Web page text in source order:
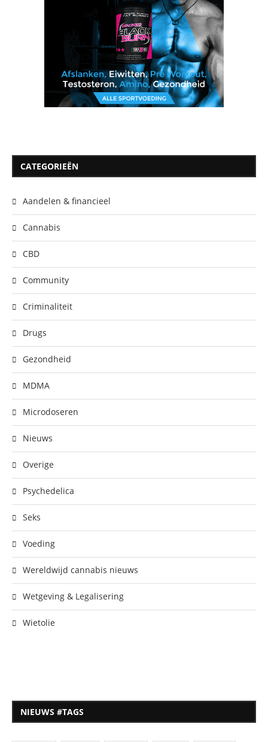
CATEGORIEËN
Aandelen & financieel
Cannabis
CBD
Community
Criminaliteit
Drugs
Gezondheid
MDMA
Microdoseren
Nieuws
Overige
Psychedelica
Seks
Voeding
Wereldwijd cannabis nieuws
Wetgeving & Legalisering
Wietolie
NIEUWS #TAGS